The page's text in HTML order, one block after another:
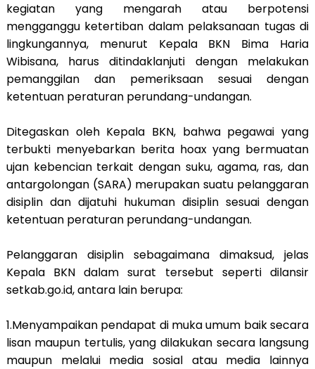
kegiatan yang mengarah atau berpotensi
mengganggu ketertiban dalam pelaksanaan tugas di
lingkungannya, menurut Kepala BKN Bima Haria
Wibisana, harus ditindaklanjuti dengan melakukan
pemanggilan dan pemeriksaan sesuai dengan
ketentuan peraturan perundang-undangan.
Ditegaskan oleh Kepala BKN, bahwa pegawai yang
terbukti menyebarkan berita hoax yang bermuatan
ujan kebencian terkait dengan suku, agama, ras, dan
antargolongan (SARA) merupakan suatu pelanggaran
disiplin dan dijatuhi hukuman disiplin sesuai dengan
ketentuan peraturan perundang-undangan.
Pelanggaran disiplin sebagaimana dimaksud, jelas
Kepala BKN dalam surat tersebut seperti dilansir
setkab.go.id, antara lain berupa:
1.Menyampaikan pendapat di muka umum baik secara
lisan maupun tertulis, yang dilakukan secara langsung
maupun melalui media sosial atau media lainnya